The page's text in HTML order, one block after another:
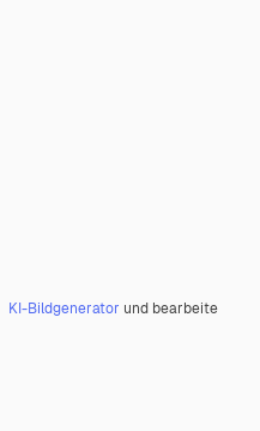
KI-Bildgenerator und bearbeite